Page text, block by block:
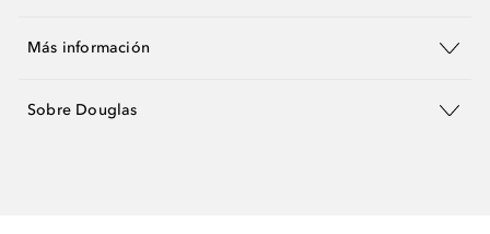
Más información
Sobre Douglas